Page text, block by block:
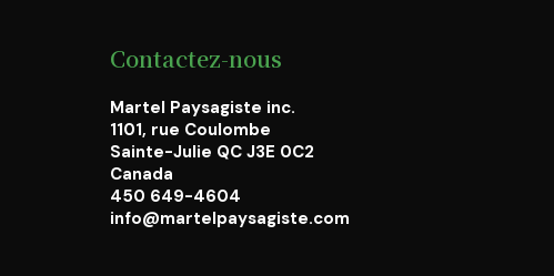
Contactez-nous
Martel Paysagiste inc.
1101, rue Coulombe
Sainte-Julie QC J3E 0C2
Canada
450 649-4604
info@martelpaysagiste.com